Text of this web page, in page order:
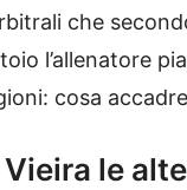
che
l’allenatore
cosa
Vieira le